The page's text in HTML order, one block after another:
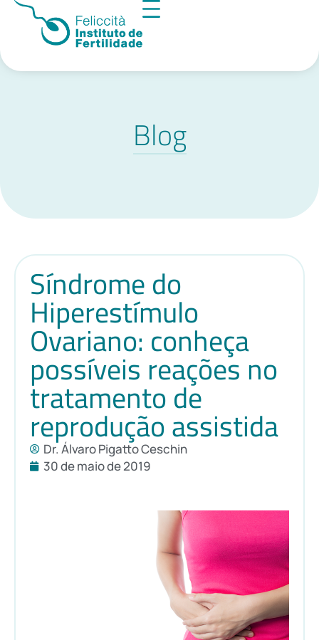
Blog
Síndrome do
Hiperestímulo
Ovariano: conheça
possíveis reações no
tratamento de
reprodução assistida
Dr. Álvaro Pigatto Ceschin
30 de maio de 2019